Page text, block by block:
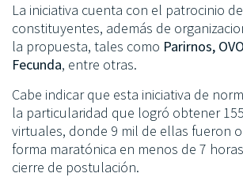
La iniciativa cuenta con el patrocinio
constituyentes, además de
la propuesta, tales como Parirnos,
Fecunda, entre otras.
Cabe indicar que esta iniciativa de
la particularidad que logró obtener
virtuales, donde 9 mil de ellas fueron
forma maratónica en menos de 7
cierre de postulación.